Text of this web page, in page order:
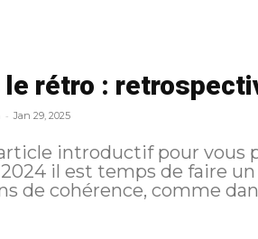
rétro :
- Jan 29, 2025
introductif pour vous
il est temps de faire
de cohérence, comme